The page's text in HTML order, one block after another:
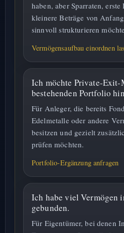
haben, aber Sparraten,
kleinere Beträge von
sinnvoll strukturieren
Vermögensaufbau einordnen
Ich möchte Private-Exit-
bestehenden Portfolio
Für Anleger, die bereits
Edelmetalle oder andere
besitzen und gezielt
prüfen möchten.
Portfolio-Ergänzung anfragen
Ich habe viel Vermögen
gebunden.
Für Eigentümer, bei denen